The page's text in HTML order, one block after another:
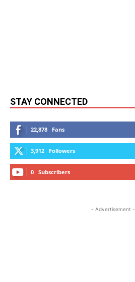
STAY CONNECTED
22,878 Fans
3,912 Followers
0 Subscribers
- Advertisement -